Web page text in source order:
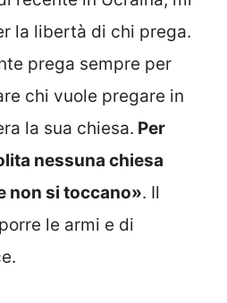
la libertà di chi prega.
prega sempre per
chi vuole pregare in
la sua chiesa. Per
nessuna chiesa
non si toccano». Il
le armi e di